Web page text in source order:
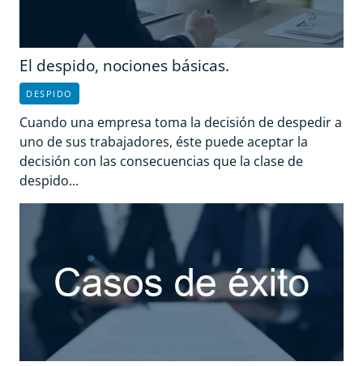
El despido, nociones básicas.
DESPIDO
Cuando una empresa toma la decisión de despedir a
uno de sus trabajadores, éste puede aceptar la
decisión con las consecuencias que la clase de
despido...